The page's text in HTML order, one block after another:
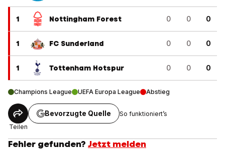
1 Nottingham Forest 0 0 0
1 FC Sunderland 0 0 0
1 Tottenham Hotspur 0 0 0
Champions League UEFA Europa League Abstieg
Teilen
Bevorzugte Quelle So funktioniert’s
Fehler gefunden? Jetzt melden